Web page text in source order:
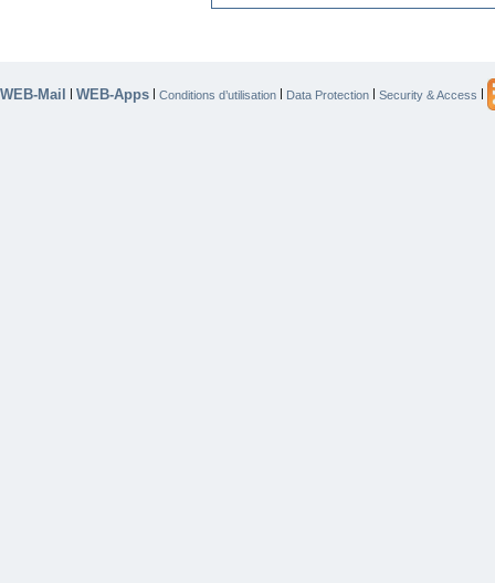
WEB-Mail | WEB-Apps | Conditions d’utilisation | Data Protection | Security & Access |